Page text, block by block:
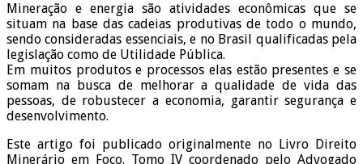
Mineração e energia são atividades econômicas que se
situam na base das cadeias produtivas de todo o mundo,
sendo consideradas essenciais, e no Brasil qualificadas pela
legislação como de Utilidade Pública.
Em muitos produtos e processos elas estão presentes e se
somam na busca de melhorar a qualidade de vida das
pessoas, de robustecer a economia, garantir segurança e
desenvolvimento.
Este artigo foi publicado originalmente no Livro Direito
Minerário em Foco. Tomo IV coordenado pelo Advogado